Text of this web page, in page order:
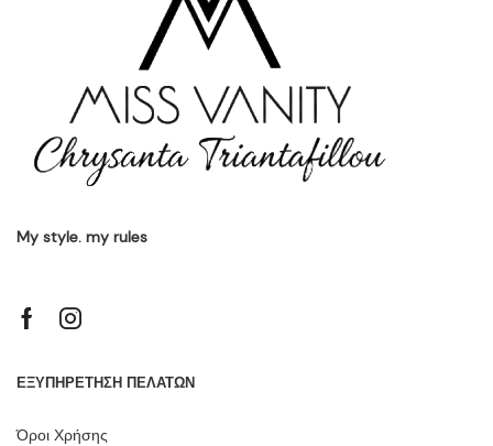
My style. my rules
ΕΞΥΠΗΡΕΤΗΣΗ ΠΕΛΑΤΩΝ
Όροι Χρήσης